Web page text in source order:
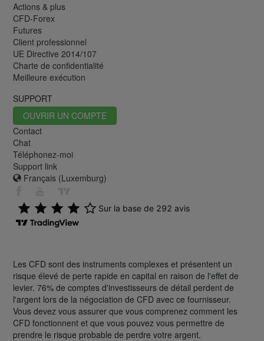
Actions & plus
CFD-Forex
Futures
Client professionnel
UE Directive 2014/107
Charte de confidentialité
Meilleure exécution
SUPPORT
OUVRIR UN COMPTE
Contact
Chat
Téléphonez-moi
Support link
Français (Luxemburg)
Les CFD sont des instruments complexes et présentent un
risque élevé de perte rapide en capital en raison de l'effet de
levier. 76% de comptes d'investisseurs de détail perdent de
l'argent lors de la négociation de CFD avec ce fournisseur.
Vous devez vous assurer que vous comprenez comment les
CFD fonctionnent et que vous pouvez vous permettre de
prendre le risque probable de perdre votre argent.